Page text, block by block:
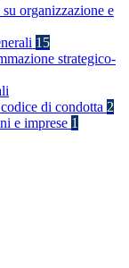
organizzazione e
15
strategico-
di condotta 2
e imprese 1